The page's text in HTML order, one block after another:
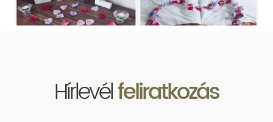
Hírlevélfeliratkozás